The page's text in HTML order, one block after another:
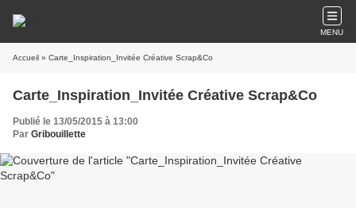
MENU
Accueil » Carte_Inspiration_Invitée Créative Scrap&Co
Carte_Inspiration_Invitée Créative Scrap&Co
Publié le 13/05/2015 à 13:00
Par Gribouillette